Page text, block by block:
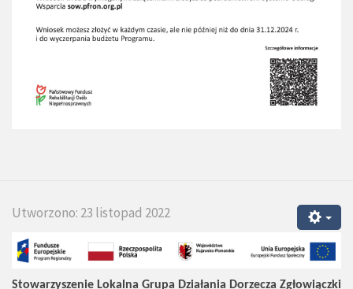
Utworzono: 23 listopad 2022
Stowarzyszenie Lokalna Grupa Działania Dorzecza Zgłowiączki